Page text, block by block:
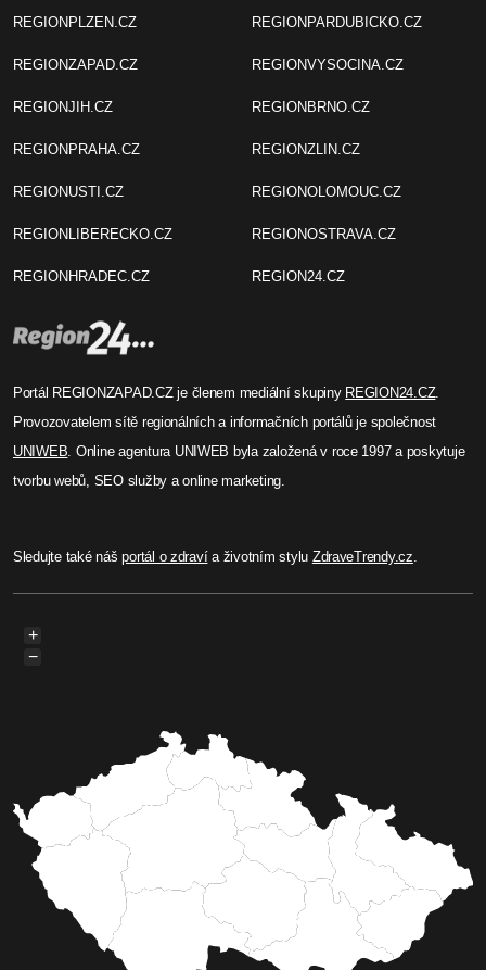
REGIONPLZEN.CZ
REGIONZAPAD.CZ
REGIONJIH.CZ
REGIONPRAHA.CZ
REGIONUSTI.CZ
REGIONLIBERECKO.CZ
REGIONHRADEC.CZ
REGIONPARDUBICKO.CZ
REGIONVYSOCINA.CZ
REGIONBRNO.CZ
REGIONZLIN.CZ
REGIONOLOMOUC.CZ
REGIONOSTRAVA.CZ
REGION24.CZ
Portál REGIONZAPAD.CZ je členem mediální skupiny REGION24.CZ.
Provozovatelem sítě regionálních a informačních portálů je společnost
UNIWEB . Online agentura UNIWEB byla založená v roce 1997 a poskytuje
tvorbu webů, SEO služby a online marketing.
Sledujte také nášportál o zdravía životním stylu ZdraveTrendy.cz
+
−